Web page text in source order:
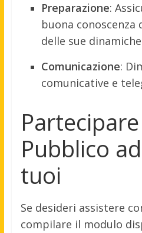
Preparazione:
buona conoscenza
delle sue
Comunicazione:
comunicative e
Pubblico
tuoi
Se desideri assistere
compilare il modulo